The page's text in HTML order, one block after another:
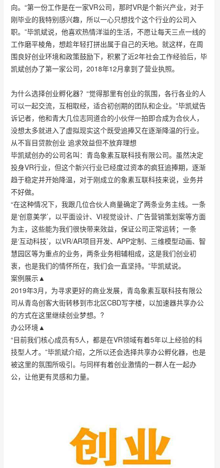
向。“第一份工作是在一家VR公司，那时VR是个新兴产业，对于
刚毕业的我特别感兴趣，所以一心只想找个这个行业的公司入
职。”毕凯斌说，他喜欢热情洋溢的生活，不愿让每天三点一线的
工作磨平棱角，想趁年轻打拼出属于自己的天地。就这样，在周
围良好创业环境和政策鼓励下，积累了近2年社会工作经验后，毕
凯斌创办了第一家公司，2018年12月拿到了营业执照。
为什么选择创业孵化器？“觉得那里有创业的氛围，各行各业的人
可以一起交流，互相取经，适合初创期的团队和企业。”毕凯斌告
诉记者，他和青大几位志同道合的小伙伴一拍即合成为合伙人，
没想太多就进入了虚拟现实这个既受追捧又在逐渐降温的行业。
从不盲目贷款创业 追求效益但不放弃理想
毕凯斌创办的公司名叫：青岛象素互联科技有限公司。虽然决定
投身VR行业，但这个新兴行业已经度过资本的疯狂追捧期，逐渐
趋于稳定并开始降温，对于刚成立的象素互联科技来说，业务并
不好做。
“在这种情况下，我跟几位合伙人商量确定了两条业务主线。一条
是‘创意美学’，以平面设计、VI视觉设计、广告营销策划案等方面
为主，这些能为我们很快带来效益，保证公司正常运转；一条
是‘互动科技’，以VR/AR项目开发、APP定制、三维模型动画、智
慧园区等为重点的业务，两条业务相辅相成，这是我们创业初
衷，也是我们的情怀所在，我们会一直坚持。”毕凯斌说。
案例展示▲
2019年3月，为寻求更好的商业发展，青岛象素互联科技有限公
司从青岛创客大街转移到市北区CBD写字楼，以加速器共享办公
的方式在这里继续创业梦想。?
办公环境▲
“目前我们核心成员有5人，都是在VR领域有着5年以上经验的科
技型人才。”毕凯斌介绍，之所以还会选择共享办公孵化器，也是
被这里的氛围所吸引。与同样有着创业激情的一群人在一起办
公，让他更有灵感和力量。